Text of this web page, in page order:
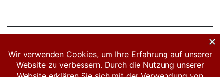
no images were found